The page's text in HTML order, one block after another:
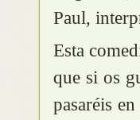
Paul,
Esta
que si os
pasaréis